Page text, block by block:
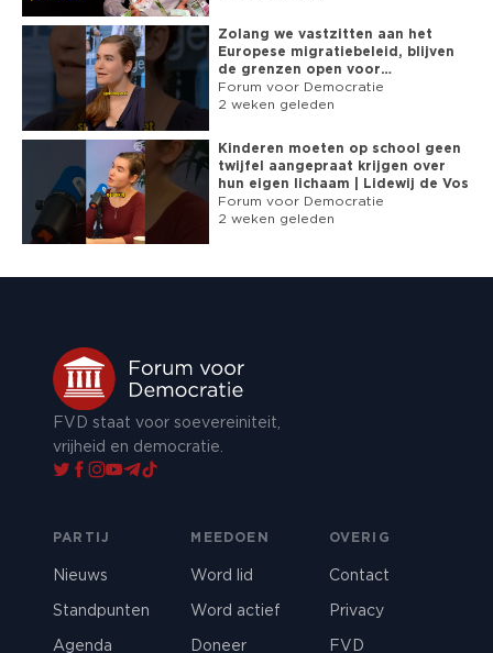
Zolang we vastzitten aan het
Europese migratiebeleid, blijven
de grenzen open voor
asielzoekers
Forum voor Democratie
2 weken geleden
Kinderen moeten op school geen
twijfel aangepraat krijgen over
hun eigen lichaam | Lidewij de Vos
Forum voor Democratie
2 weken geleden
FVD staat voor soevereiniteit,
vrijheid en democratie.
PARTIJ
Nieuws
Standpunten
Agenda
MEEDOEN
Word lid
Word actief
Doneer
OVERIG
Contact
Privacy
FVD